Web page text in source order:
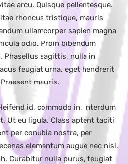
arcu. Quisque pellentesque.
rhoncus tristique, mauris
ullamcorper sapien magna
odio. Proin bibendum
Phasellus sagittis, nulla in
feugiat urna, eget hendrerit
mauris.
id, commodo in, interdum
Ut eu ligula. Class aptent taciti
per conubia nostra, per
elementum augue nec nisl.
Curabitur nulla purus, feugiat